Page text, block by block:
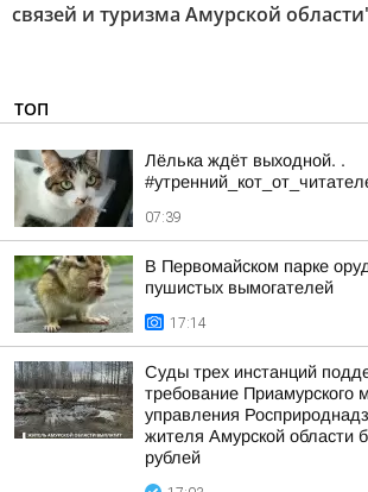
связей и туризма Амурской
ТОП
Лёлька ждёт выходной. .
07:39
В Первомайском парке
пушистых вымогателей
17:14
Суды трех инстанций
требование Приамурского
управления
жителя Амурской области
рублей